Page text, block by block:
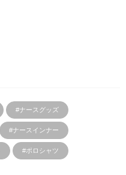
#ナースグッズ
#ナースインナー
#ポロシャツ